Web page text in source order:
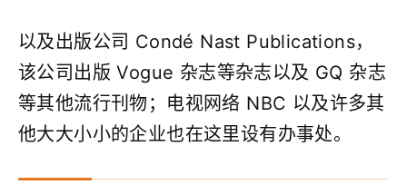
以及出版公司 Condé Nast Publications，
该公司出版 Vogue 杂志等杂志以及 GQ 杂志
等其他流行刊物；电视网络 NBC 以及许多其
他大大小小的企业也在这里设有办事处。